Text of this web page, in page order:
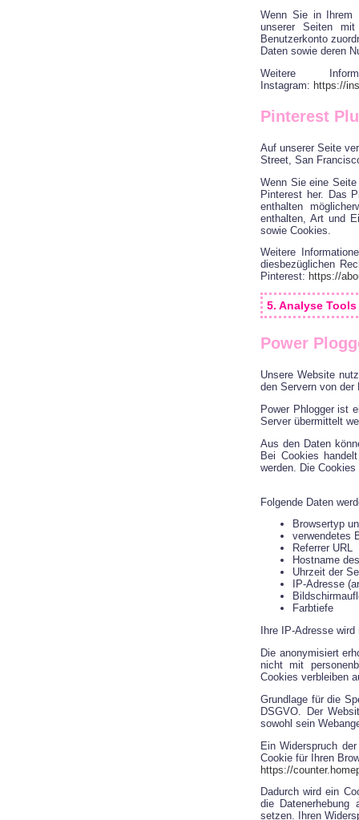
Wenn Sie in Ihrem
unserer Seiten
Benutzerkonto
Daten sowie deren
Weitere
Instagram: https://
Pinterest
Auf unserer Seite
Street, San
Wenn Sie eine
Pinterest her. Das
enthalten
enthalten, Art und
sowie Cookies.
Weitere
diesbezüglichen
Pinterest: https://
5. Analyse
Power
Unsere Website
den Servern von der
Power Phlogger ist
Server übermittelt
Aus den Daten
Bei Cookies
werden. Die
Folgende Daten
Browsertyp
verwendetes
Referrer URL
Hostname
Uhrzeit der
IP-Adresse
Farbtiefe
Ihre IP-Adresse
Die anonymisiert
nicht mit
Cookies verbleiben
Grundlage für die
DSGVO. Der
sowohl sein
Ein Widerspruch
Cookie für Ihren
https://
Dadurch wird ein
die Datenerhebung
setzen. Ihren